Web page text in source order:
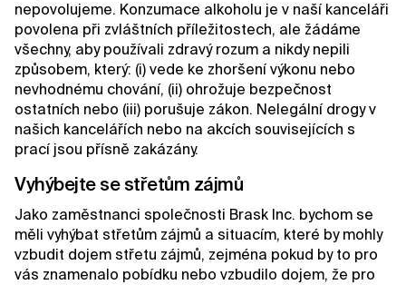
nepovolujeme. Konzumace alkoholu je v naší kanceláři
povolena při zvláštních příležitostech, ale žádáme
všechny, aby používali zdravý rozum a nikdy nepili
způsobem, který: (i) vede ke zhoršení výkonu nebo
nevhodnému chování, (ii) ohrožuje bezpečnost
ostatních nebo (iii) porušuje zákon. Nelegální drogy v
našich kancelářích nebo na akcích souvisejících s
prací jsou přísně zakázány.
Vyhýbejte se střetům zájmů
Jako zaměstnanci společnosti Brask Inc. bychom se
měli vyhýbat střetům zájmů a situacím, které by mohly
vzbudit dojem střetu zájmů, zejména pokud by to pro
vás znamenalo pobídku nebo vzbudilo dojem, že pro